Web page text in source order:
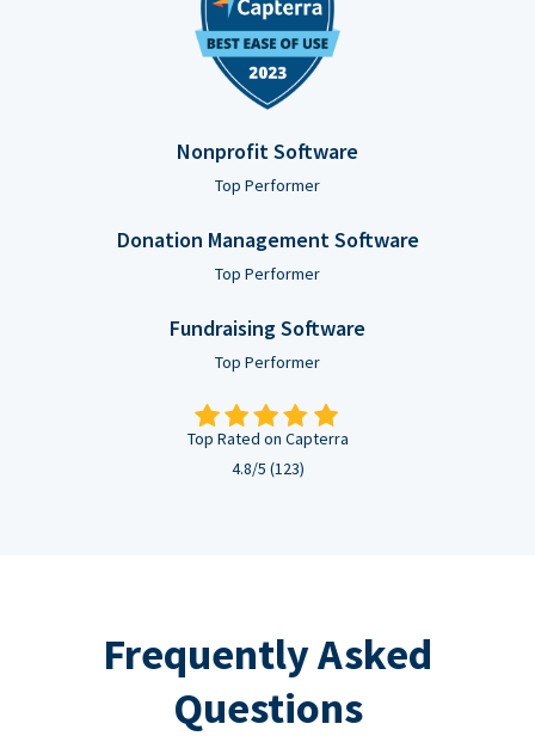
Nonprofit Software
Top Performer
Donation Management Software
Top Performer
Fundraising Software
Top Performer
Top Rated on Capterra
4.8/5 (123)
Frequently Asked
Questions